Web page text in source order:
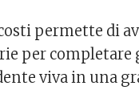
permette di
per completare
viva in una